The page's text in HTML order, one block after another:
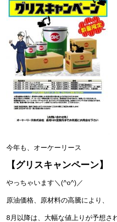
今年も、オーケーリース
【グリスキャンペーン】
やっちゃいます＼(^o^)／
原油価格、原材料の高騰により、
8月以降は、大幅な値上りが予想さ